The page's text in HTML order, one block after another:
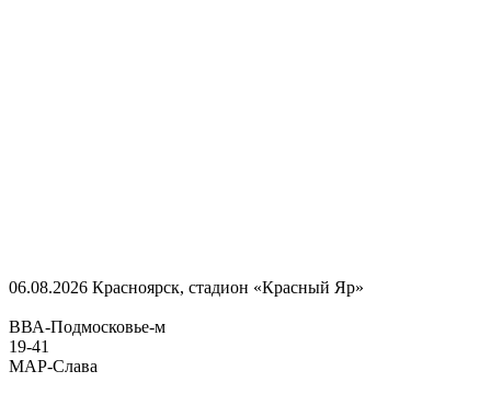
06.08.2026 Красноярск, стадион «Красный Яр»
ВВА-Подмосковье-м
19-41
МАР-Слава